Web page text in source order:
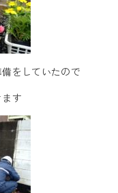
をしていたので
す